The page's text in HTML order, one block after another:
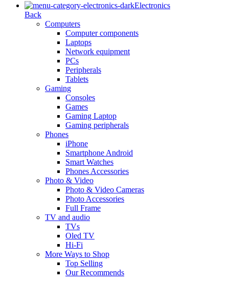
Electronics
Back
Computers
Computer components
Laptops
Network equipment
PCs
Peripherals
Tablets
Gaming
Consoles
Games
Gaming Laptop
Gaming peripherals
Phones
iPhone
Smartphone Android
Smart Watches
Phones Accessories
Photo & Video
Photo & Video Cameras
Photo Accessories
Full Frame
TV and audio
TVs
Oled TV
Hi-Fi
More Ways to Shop
Top Selling
Our Recommends